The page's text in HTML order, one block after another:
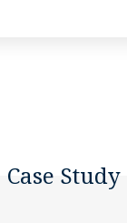
Case Study